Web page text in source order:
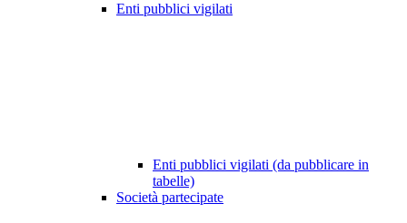
Enti pubblici vigilati
Enti pubblici vigilati (da pubblicare in
tabelle)
Società partecipate